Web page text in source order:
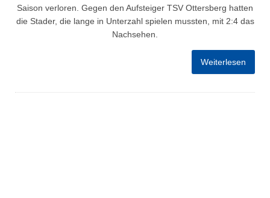
Saison verloren. Gegen den Aufsteiger TSV Ottersberg hatten
die Stader, die lange in Unterzahl spielen mussten, mit 2:4 das
Nachsehen.
Weiterlesen